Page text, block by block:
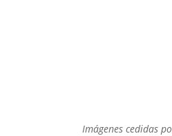
Imágenes cedidas